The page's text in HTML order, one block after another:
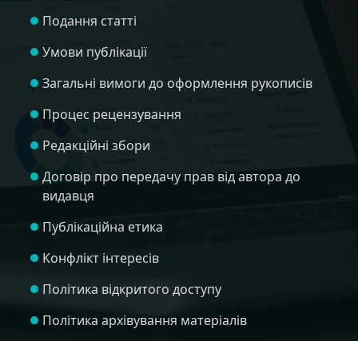
Подання статті
Умови публікації
Загальні вимоги до оформлення рукописів
Процес рецензування
Редакційні збори
Договір про передачу прав від автора до
видавця
Публікаційна етика
Конфлікт інтересів
Політика відкритого доступу
Політика архівування матеріалів